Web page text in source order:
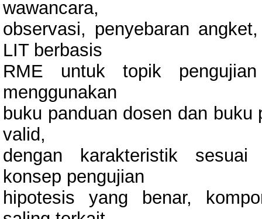
wawancara,
observasi, penyebaran
LIT berbasis
RME untuk topik
menggunakan
buku panduan dosen dan
valid,
dengan karakteristik sesuai
konsep pengujian
hipotesis yang benar,